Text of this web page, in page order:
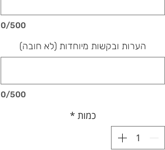
0/500
הערות ובקשות מיוחדות (לא חובה)
0/500
כמות *